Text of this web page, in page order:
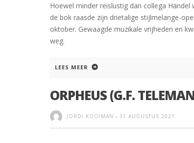
Hoewel minder reislustig dan collega
de bok raasde zijn drietalige stijlmelange-
oktober. Gewaagde muzikale vrijheden en
weg.
LEES MEER
ORPHEUS (G.F.
JORDI KOOIMAN - 31 AUGUSTUS 2021